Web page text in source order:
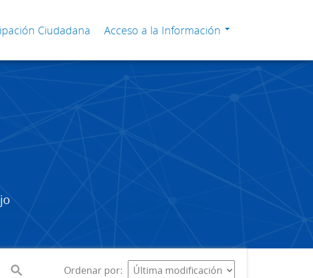
Ciudadana Acceso a la Información
Ordenar por